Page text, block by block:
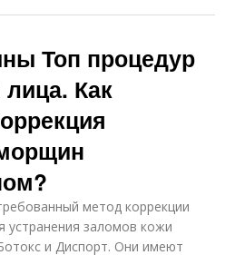
Топ процедур
Как
метод коррекции
заломов кожи
и Диспорт. Они имеют